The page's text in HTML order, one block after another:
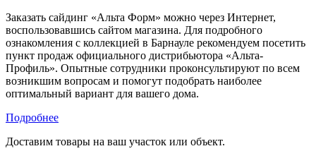
Заказать сайдинг «Альта Форм» можно через Интернет,
воспользовавшись сайтом магазина. Для подробного
ознакомления с коллекцией в Барнауле рекомендуем посетить
пункт продаж официального дистрибьютора «Альта-
Профиль». Опытные сотрудники проконсультируют по всем
возникшим вопросам и помогут подобрать наиболее
оптимальный вариант для вашего дома.
Подробнее
Доставим товары на ваш участок или объект.